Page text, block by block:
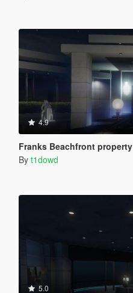
4.9
Franks Beachfront property
By t1dowd
5.0